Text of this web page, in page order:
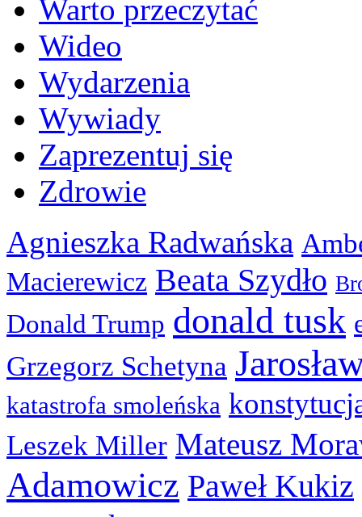
Warto przeczytać
Wideo
Wydarzenia
Wywiady
Zaprezentuj się
Zdrowie
Agnieszka Radwańska
Macierewicz Beata Szydło
Donald Trump donald tusk
Grzegorz Schetyna
katastrofa smoleńska
Leszek Miller Mateusz
Adamowicz Paweł Kukiz